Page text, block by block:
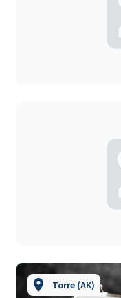
Torre (AK)